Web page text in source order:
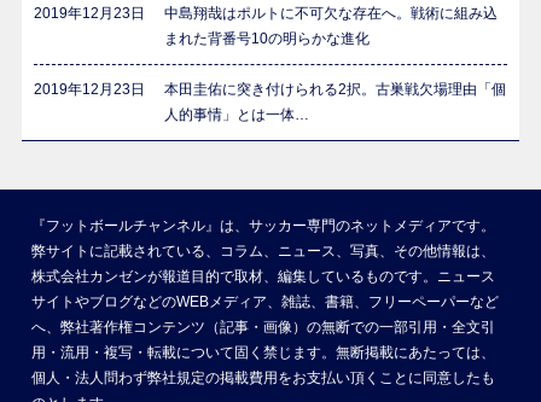
2019年12月23日
中島翔哉はポルトに不可欠な存在へ。戦術に組み込
まれた背番号10の明らかな進化
2019年12月23日
本田圭佑に突き付けられる2択。古巣戦欠場理由「個
人的事情」とは一体…
『フットボールチャンネル』は、サッカー専門のネットメディアです。
弊サイトに記載されている、コラム、ニュース、写真、その他情報は、
株式会社カンゼンが報道目的で取材、編集しているものです。ニュース
サイトやブログなどのWEBメディア、雑誌、書籍、フリーペーパーなど
へ、弊社著作権コンテンツ（記事・画像）の無断での一部引用・全文引
用・流用・複写・転載について固く禁じます。無断掲載にあたっては、
個人・法人問わず弊社規定の掲載費用をお支払い頂くことに同意したも